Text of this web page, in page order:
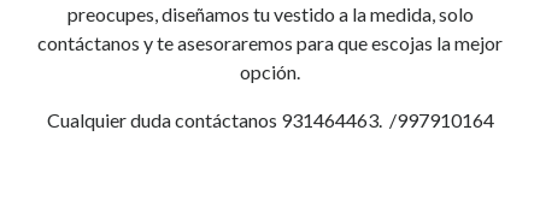
preocupes, diseñamos tu vestido a la medida, solo
contáctanos y te asesoraremos para que escojas la mejor
opción.
Cualquier duda contáctanos 931464463. /997910164